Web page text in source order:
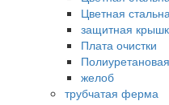
Цветная
защитная
Плата очистки
желоб
трубчатая ферма